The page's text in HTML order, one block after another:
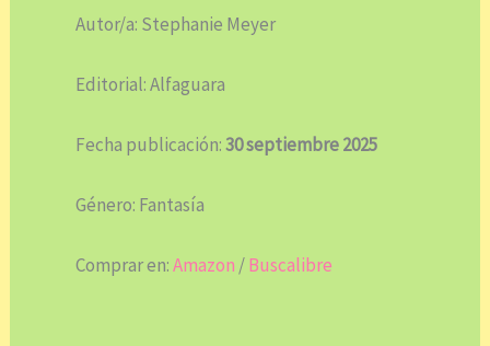
Autor/a: Stephanie Meyer
Editorial: Alfaguara
Fecha publicación:30 septiembre 2025
Género: Fantasía
Comprar en:Amazon /Buscalibre